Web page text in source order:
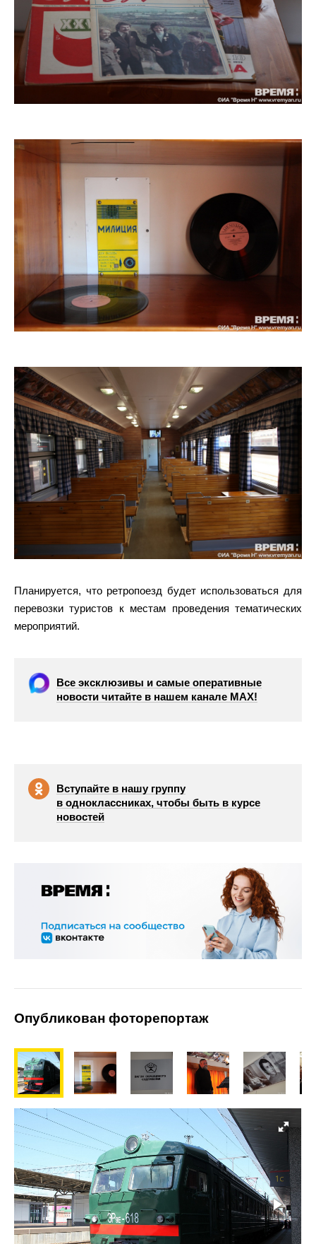
Планируется, что ретропоезд будет использоваться для
перевозки туристов к местам проведения тематических
мероприятий.
Все эксклюзивы и самые оперативные
новости читайте в нашем канале МАХ!
Вступайте в нашу группу
в одноклассниках, чтобы быть в курсе
новостей
Опубликован фоторепортаж